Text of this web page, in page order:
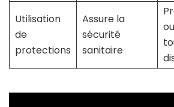
Utilisation
de
protections
Assure la
sécurité
sanitaire